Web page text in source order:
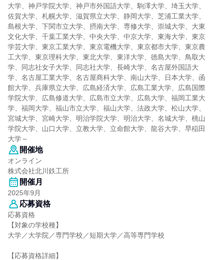
大学、神戸学院大学、神戸市外国語大学、駒澤大学、埼玉大学、
佐賀大学、札幌大学、滋賀県立大学、静岡大学、芝浦工業大学、
島根大学、下関市立大学、摂南大学、専修大学、崇城大学、大東
文化大学、千葉工業大学、中央大学、中京大学、東海大学、東京
学芸大学、東京工業大学、東京電機大学、東京都市大学、東京農
工大学、東京理科大学、東北大学、東洋大学、徳島大学、鳥取大
学、同志社女子大学、同志社大学、長崎大学、名古屋外国語大
学、名古屋工業大学、名古屋商科大学、南山大学、日本大学、函
館大学、兵庫県立大学、広島経済大学、広島工業大学、広島国際
学院大学、広島修道大学、広島市立大学、広島大学、福岡工業大
学、福岡大学、福山市立大学、福山大学、法政大学、松山大学、
宮城大学、宮崎大学、明治学院大学、明治大学、名城大学、桃山
学院大学、山口大学、立教大学、立命館大学、龍谷大学、早稲田
大学～
開催地
オンライン
株式会社北川鉄工所
開催月
2025年9月
応募資格
応募資格
【対象の学校種】
大学／大学院／専門学校／短期大学／高等専門学校
【応募資格詳細】